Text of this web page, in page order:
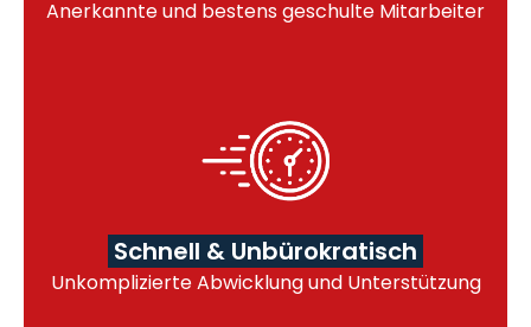
Anerkannte und bestens geschulte Mitarbeiter
Schnell & Unbürokratisch
Unkomplizierte Abwicklung und Unterstützung